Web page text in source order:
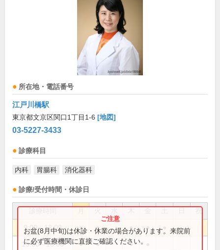
所在地・電話番号
江戸川橋駅
東京都文京区関口1丁目1-6 [地図]
03-5227-3433
診療科目
内科 胃腸科 消化器科
診療/受付時間・休診日
祝
9:00～13:00 ● ● ● ●
15:00～18:00 ● ● ●
お盆(8月中旬)は休診・休業の場合があります。来院前
に必ず医療機関に直接ご確認ください。